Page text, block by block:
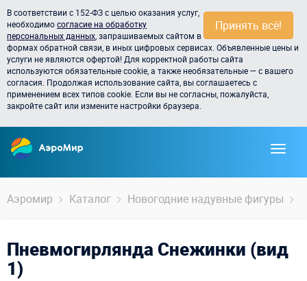
Принять всё!
В соответствии с 152-ФЗ с целью оказания услуг,
необходимосогласие на обработку
персональных данных , запрашиваемых сайтом в
формах обратной связи, в иных цифровых сервисах. Объявленные цены и
услуги не являются офертой! Для корректной работы сайта
используются обязательные cookie, а также необязательные — с вашего
согласия. Продолжая использование сайта, вы соглашаетесь с
применением всех типов cookie. Если вы не согласны, пожалуйста,
закройте сайт или измените настройки браузера.
Аэромир Каталог Новогодние надувные фигуры
Пневмогирлянда Снежинки (вид
1)